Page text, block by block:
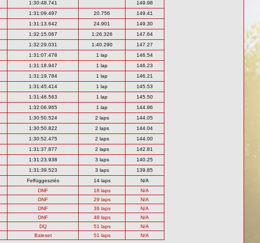
1:30:48.741
149.98
1:31:09.497 20.756
149.41
1:31:13.642 24.901
149.30
1:32:15.067 1:26.326
147.64
1:32:29.031 1:40.290
147.27
1:31:07.478 1 lap
146.54
1:31:18.947 1 lap
146.23
1:31:19.784 1 lap
146.21
1:31:45.414 1 lap
145.53
1:31:46.563 1 lap
145.50
1:32:06.965 1 lap
144.96
1:30:50.524 2 laps
144.05
1:30:50.822 2 laps
144.04
1:30:52.475 2 laps
144.00
1:31:37.877 2 laps
142.81
1:31:23.938 3 laps
140.25
1:31:39.523 3 laps
139.85
Felfüggesztés 14 laps
N/A
DNF 18 laps
N/A
DNF 29 laps
N/A
DNF 36 laps
N/A
DNF 48 laps
N/A
DQ 51 laps
N/A
Baleset 51 laps N/A